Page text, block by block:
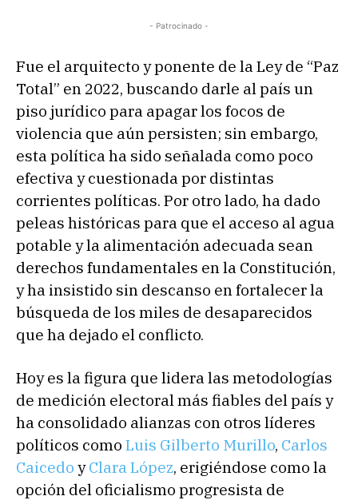
- Patrocinado -
Fue el arquitecto y ponente de la Ley de “Paz
Total” en 2022, buscando darle al país un
piso jurídico para apagar los focos de
violencia que aún persisten; sin embargo,
esta política ha sido señalada como poco
efectiva y cuestionada por distintas
corrientes políticas. Por otro lado, ha dado
peleas históricas para que el acceso al agua
potable y la alimentación adecuada sean
derechos fundamentales en la Constitución,
y ha insistido sin descanso en fortalecer la
búsqueda de los miles de desaparecidos
que ha dejado el conflicto.
Hoy es la figura que lidera las metodologías
de medición electoral más fiables del país y
ha consolidado alianzas con otros líderes
políticos como Luis Gilberto Murillo, Carlos
Caicedo yClara López, erigiéndose como la
opción del oficialismo progresista de